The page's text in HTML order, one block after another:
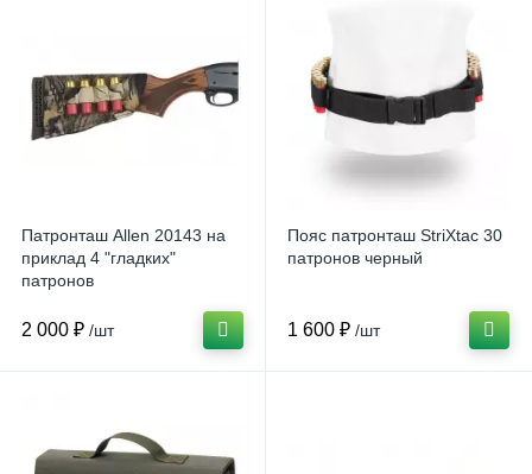
Патронташ Allen 20143 на
приклад 4 "гладких"
патронов
2 000 ₽ /шт
Пояс патронташ StriXtac 30
патронов черный
1 600 ₽ /шт